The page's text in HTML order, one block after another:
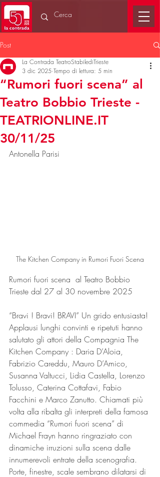
Post
“Rumori fuori scena” al
Teatro Bobbio Trieste -
TEATRIONLINE.IT
30/11/25
La Contrada TeatroStabilediTrieste
3 dic 2025 Tempo di lettura: 5 min
Antonella Parisi
The Kitchen Company in Rumori Fuori Scena
Rumori fuori scena  al Teatro Bobbio
Trieste dal 27 al 30 novembre 2025
“Bravi ! Bravi! BRAVI” Un grido entusiasta!
Applausi lunghi convinti e ripetuti hanno
salutato gli attori della Compagnia The
Kitchen Company : Daria D’Aloia,
Fabrizio Careddu, Mauro D’Amico,
Susanna Valtucci, Lidia Castella, Lorenzo
Tolusso, Caterina Cottafavi, Fabio
Facchini e Marco Zanutto. Chiamati più
volta alla ribalta gli interpreti della famosa
commedia “Rumori fuori scena” di
Michael Frayn hanno ringraziato con
dinamiche irruzioni sulla scena dalle
innumerevoli entrate della scenografia.
Porte, finestre, scale sembrano dilatarsi di